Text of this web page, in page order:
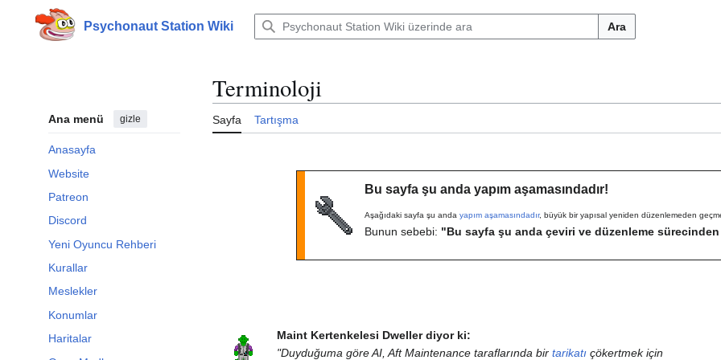
Psychonaut Station Wiki Ara
Ana menü gizle
Anasayfa
Website
Patreon
Discord
Yeni Oyuncu Rehberi
Kurallar
Meslekler
Konumlar
Haritalar
Terminoloji
Sayfa Tartışma
Bu sayfa şu anda yapım aşamasındadır!
Aşağıdaki sayfa şu anda yapım aşamasındadır, büyük bir yapısal yeniden düzenlemeden
Bunun sebebi: "Bu sayfa şu anda çeviri ve düzenleme
Maint Kertenkelesi Dweller diyor ki:
"Duyduğuma göre AI, Aft Maintenance taraflarında bir tarikatı çökertmek için